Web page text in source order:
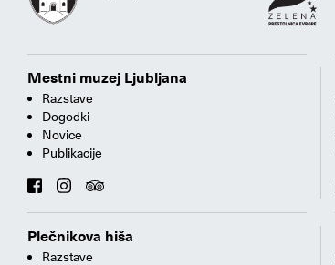
Mestni muzej Ljubljana
Razstave
Dogodki
Novice
Publikacije
Plečnikova hiša
Razstave